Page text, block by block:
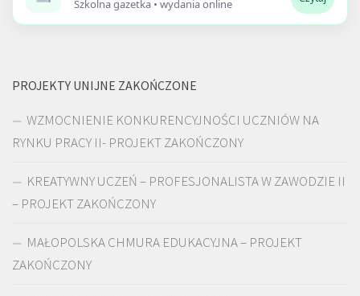
Szkolna gazetka • wydania online
PROJEKTY UNIJNE ZAKOŃCZONE
WZMOCNIENIE KONKURENCYJNOŚCI UCZNIÓW NA
RYNKU PRACY II- PROJEKT ZAKOŃCZONY
KREATYWNY UCZEŃ – PROFESJONALISTA W ZAWODZIE II
– PROJEKT ZAKOŃCZONY
MAŁOPOLSKA CHMURA EDUKACYJNA – PROJEKT
ZAKOŃCZONY